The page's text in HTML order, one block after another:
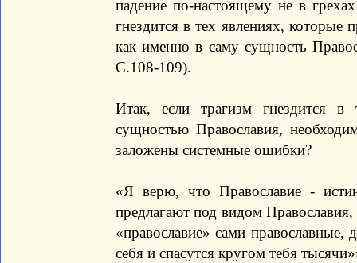
падение по-настоящему не в
гнездится в тех явлениях, которые
как именно в саму сущность
С.108-109).
Итак, если трагизм гнездится в
сущностью Православия,
заложены системные ошибки?
«Я верю, что Православие -
предлагают под видом
«православие» сами
себя и спасутся кругом тебя